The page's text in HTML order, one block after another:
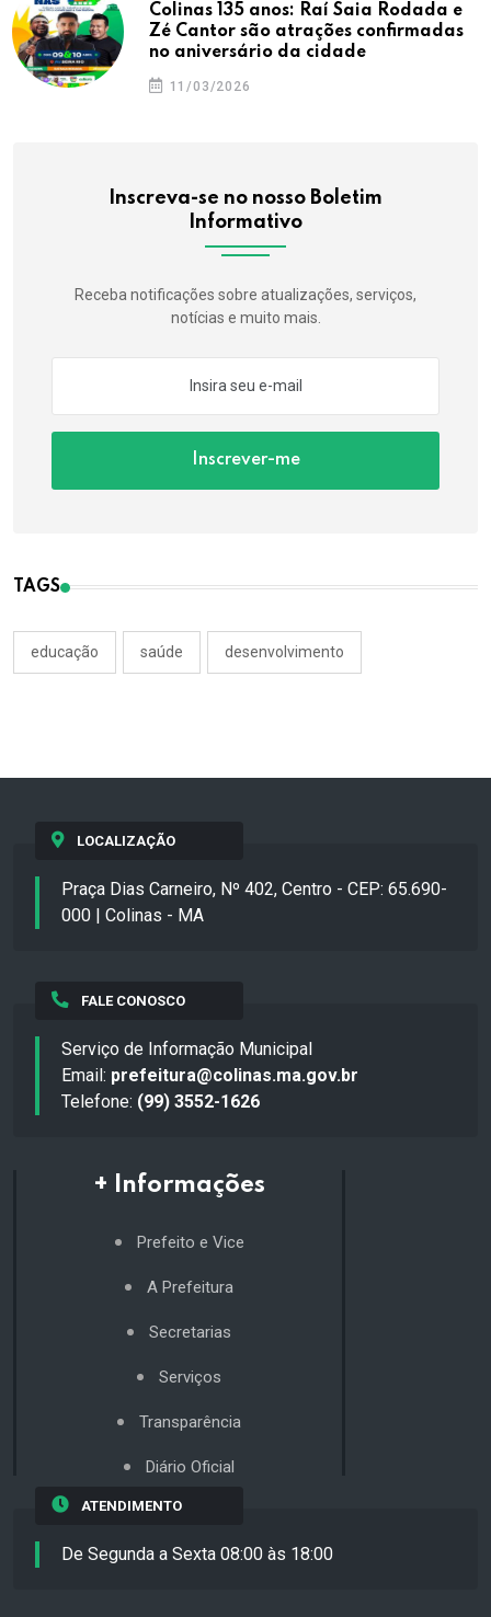
Colinas 135 anos: Raí Saia Rodada e
Zé Cantor são atrações confirmadas
no aniversário da cidade
11/03/2026
Inscreva-se no nosso Boletim
Informativo
Receba notificações sobre atualizações, serviços,
notícias e muito mais.
Inscrever-me
TAGS
educação saúde desenvolvimento
LOCALIZAÇÃO
Praça Dias Carneiro, Nº 402, Centro - CEP: 65.690-
000 | Colinas - MA
FALE CONOSCO
Serviço de Informação Municipal
Email: prefeitura@colinas.ma.gov.br
Telefone: (99) 3552-1626
+ Informações
Prefeito e Vice
A Prefeitura
Secretarias
Serviços
Transparência
Diário Oficial
ATENDIMENTO
De Segunda a Sexta 08:00 às 18:00